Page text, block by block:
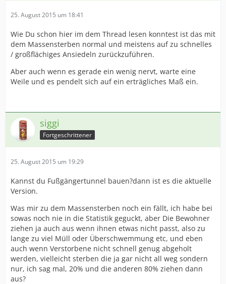
25. August 2015 um 18:41
Wie Du schon hier im dem Thread lesen konntest ist das mit
dem Massensterben normal und meistens auf zu schnelles
/ großflächiges Ansiedeln zurückzuführen.
Aber auch wenn es gerade ein wenig nervt, warte eine
Weile und es pendelt sich auf ein erträgliches Maß ein.
siggi
Fortgeschrittener
25. August 2015 um 19:29
Kannst du Fußgängertunnel bauen?dann ist es die aktuelle
Version.
Was mir zu dem Massensterben noch ein fällt, ich habe bei
sowas noch nie in die Statistik geguckt, aber Die Bewohner
ziehen ja auch aus wenn ihnen etwas nicht passt, also zu
lange zu viel Müll oder Überschwemmung etc, und eben
auch wenn Verstorbene nicht schnell genug abgeholt
werden, vielleicht sterben die ja gar nicht all weg sondern
nur, ich sag mal, 20% und die anderen 80% ziehen dann
aus?